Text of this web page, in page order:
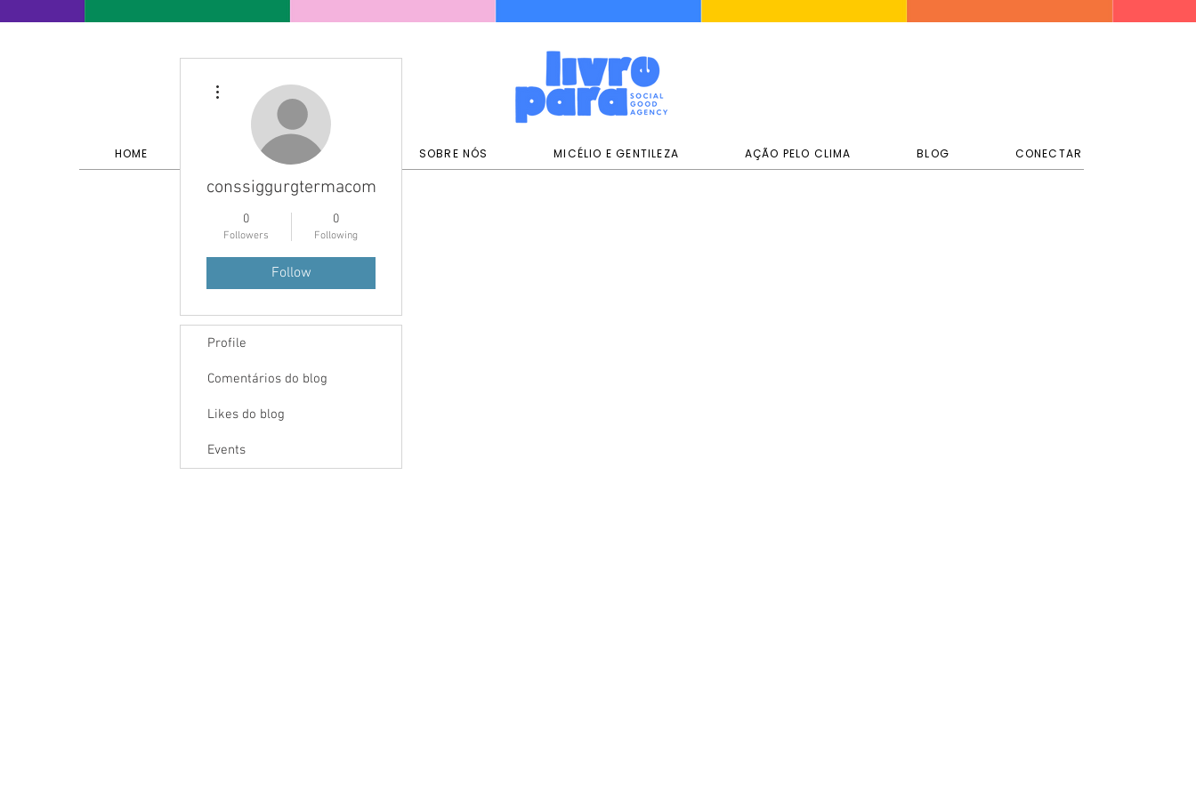
HOME SERVIÇOS E PORTFÓLIO SOBRE NÓS MICÉLIO E GENTILEZA AÇÃO PELO CLIMA BLOG CONECTAR
conssiggurgtermacomp
0
Followers
0
Following
Follow
Profile
Comentários do blog
Likes do blog
Events